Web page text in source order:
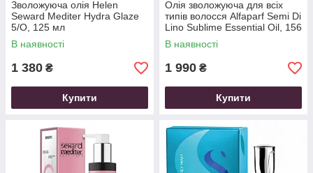
Зволожуюча олія Helen
Seward Mediter Hydra Glaze
5/O, 125 мл
В наявності
1 380 ₴
Купити
Олія зволожуюча для всіх
типів волосся Alfaparf Semi Di
Lino Sublime Essential Oil, 156
мл (12*13 мл)
В наявності
1 990 ₴
Купити